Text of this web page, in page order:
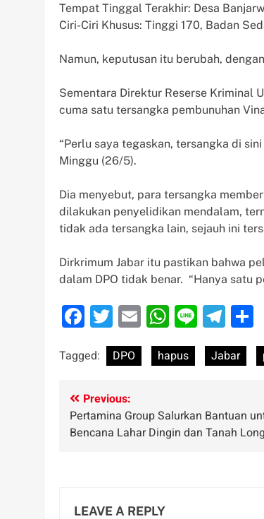
Tempat Tinggal Terakhir: Desa
Ciri-Ciri Khusus: Tinggi 170, Badan
Namun, keputusan itu berubah,
Sementara Direktur Reserse Kriminal
cuma satu tersangka pembunuhan
“Perlu saya tegaskan, tersangka di
Minggu (26/5).
Dia menyebut, para tersangka
dilakukan penyelidikan mendalam,
tidak ada tersangka lain, sejauh ini
Dirkrimum Jabar itu pastikan bahwa
dalam DPO tidak benar. “Hanya satu
Facebook
Twitter
Email Line
Tagged: DPO hapus Jabar
Post
navigation
Previous:
Pertamina Group Salurkan Bantuan
Bencana Lahar Dingin dan Tanah
LEAVE A REPLY